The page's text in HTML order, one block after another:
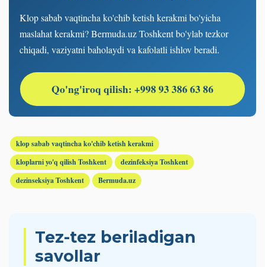
Klop sabab vaqtincha ko'chib ketish kerakmi bo'yicha
maslahat kerakmi? Bermuda.uz Toshkent bo'ylab tezkor
chiqadi, vaziyatni baholaydi va kafolatli ishlov beradi.
Qo'ng'iroq qilish: +998 93 386 63 86
klop sabab vaqtincha ko'chib ketish kerakmi
kloplarni yo'q qilish Toshkent
dezinfeksiya Toshkent
dezinseksiya Toshkent
Bermuda.uz
Tez-tez beriladigan
savollar